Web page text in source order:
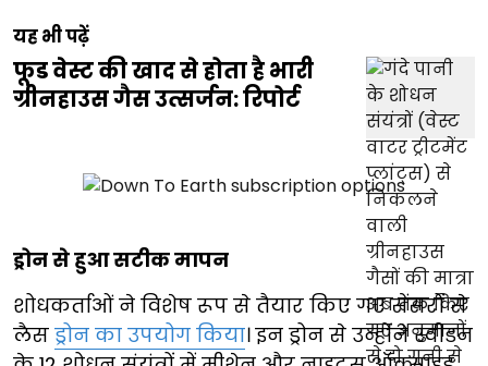
यह भी पढ़ें
फूड वेस्ट की खाद से होता है भारी
ग्रीनहाउस गैस उत्सर्जन: रिपोर्ट
ड्रोन से हुआ सटीक मापन
शोधकर्ताओं ने विशेष रूप से तैयार किए गए सेंसरों से
लैस ड्रोन का उपयोग किया। इन ड्रोन से उन्होंने स्वीडन